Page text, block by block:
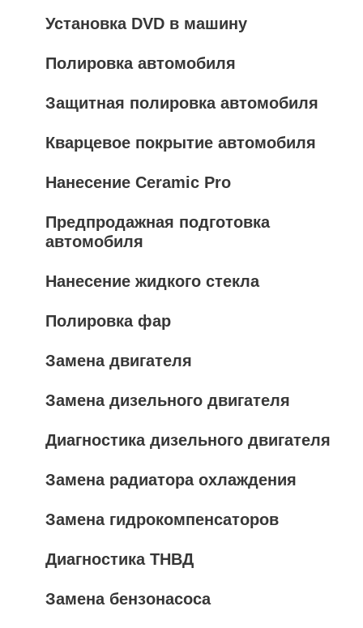
Установка DVD в машину
Полировка автомобиля
Защитная полировка автомобиля
Кварцевое покрытие автомобиля
Нанесение Ceramic Pro
Предпродажная подготовка
автомобиля
Нанесение жидкого стекла
Полировка фар
Замена двигателя
Замена дизельного двигателя
Диагностика дизельного двигателя
Замена радиатора охлаждения
Замена гидрокомпенсаторов
Диагностика ТНВД
Замена бензонасоса